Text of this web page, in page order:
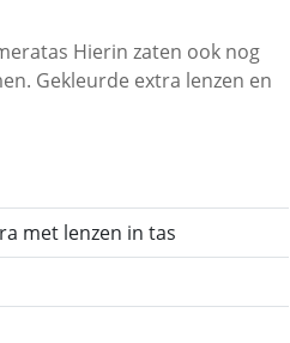
Hierin zaten ook nog
Gekleurde extra lenzen en
met lenzen in tas